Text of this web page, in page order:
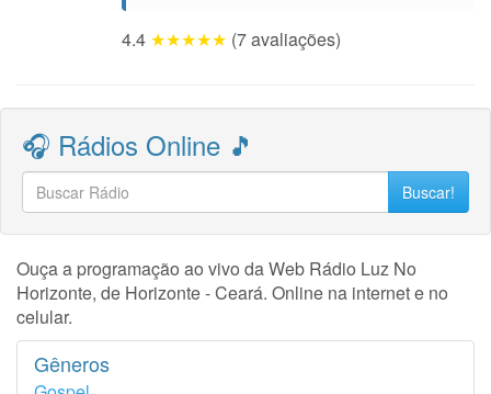
4.4 ★★★★★ (7 avaliações)
🎧 Rádios Online 🎵
Buscar!
Ouça a programação ao vivo da Web Rádio Luz No
Horizonte, de Horizonte - Ceará. Online na internet e no
celular.
Gêneros